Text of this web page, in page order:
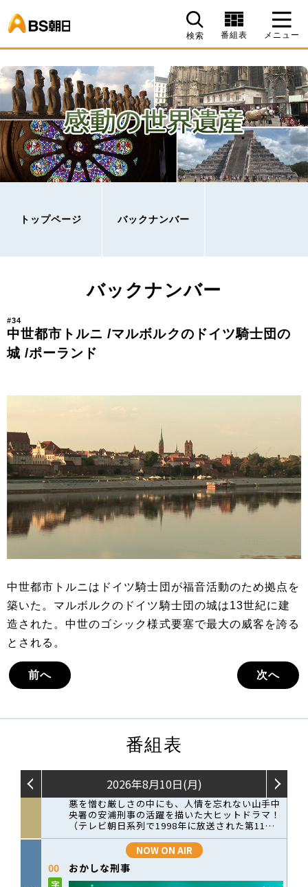
検索 番組表 メニュー
トップページ バックナンバー
バックナンバー
#34
中世都市トルニ /マルボルクのドイツ騎士団の
城 /ポーランド
中世都市トルニはドイツ騎士団が福音活動のため拠点を
築いた。マルボルクのドイツ騎士団の城は13世紀に建
造された。中世のゴシック様式要塞で最大の威客を誇る
とされる。
前へ 次へ
番組表